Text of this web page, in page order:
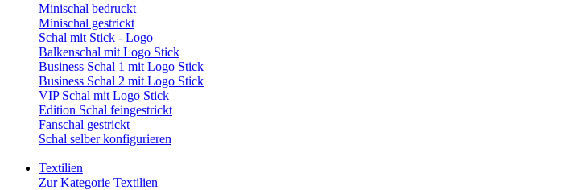
Minischal bedruckt
Minischal gestrickt
Schal mit Stick - Logo
Balkenschal mit Logo Stick
Business Schal 1 mit Logo Stick
Business Schal 2 mit Logo Stick
VIP Schal mit Logo Stick
Edition Schal feingestrickt
Fanschal gestrickt
Schal selber konfigurieren
Textilien
Zur Kategorie Textilien